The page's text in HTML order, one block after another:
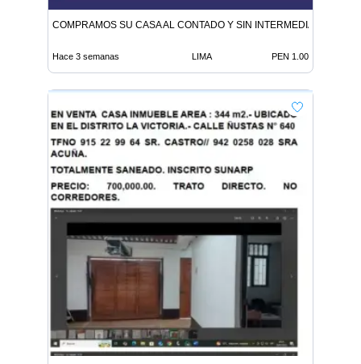
COMPRAMOS SU CASA AL CONTADO Y SIN INTERMEDIARIOS
Hace 3 semanas LIMA PEN 1.00